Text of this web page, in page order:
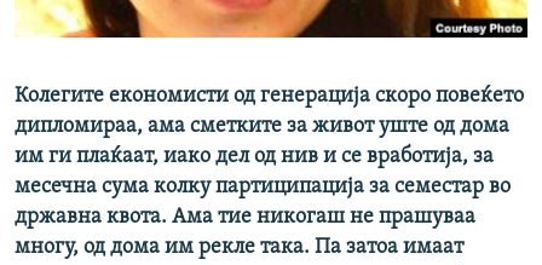
РСЕ веб страници
Колегите економисти од генерација скоро повеќето
дипломираа, ама сметките за живот уште од дома
им ги плаќаат, иако дел од нив и се вработија, за
месечна сума колку партиципација за семестар во
државна квота. Ама тие никогаш не прашуваа
многу, од дома им рекле така. Па затоа имаат